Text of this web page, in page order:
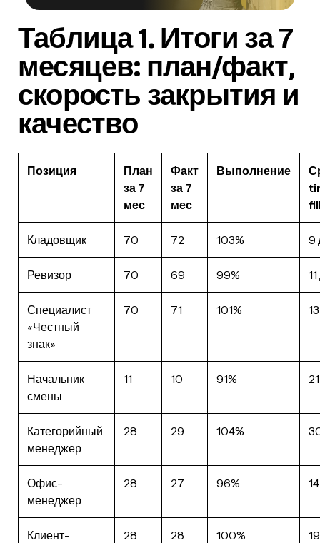
Таблица 1. Итоги за 7
месяцев: план/факт,
скорость закрытия и
качество
Позиция
План
за 7
мес
Факт
за 7
мес
Выполнение
Кладовщик 70 72 103% 9
Ревизор 70 69 99%
Специалист
«Честный
знак»
70 71 101%
Начальник
смены
11 10 91%
Категорийный
менеджер
28 29 104%
Офис-
менеджер
28 27 96%
Клиент-
28 28 100%